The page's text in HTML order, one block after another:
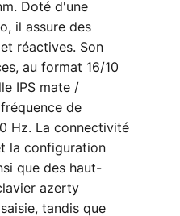
Doté d'une
il assure des
réactives. Son
au format 16/10
IPS mate /
de
Hz. La connectivité
la configuration
que des haut-
azerty
tandis que